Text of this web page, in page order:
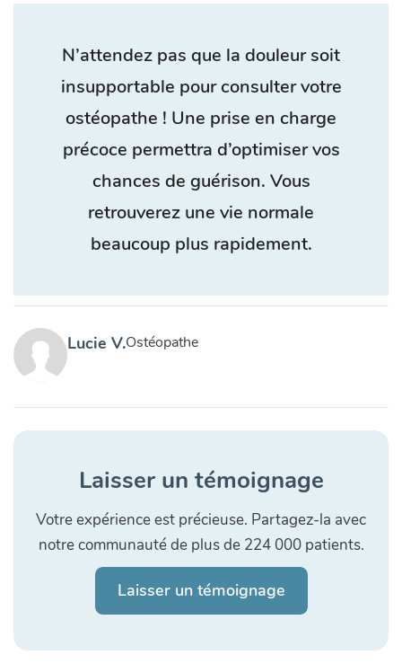
N’attendez pas que la douleur soit
insupportable pour consulter votre
ostéopathe ! Une prise en charge
précoce permettra d’optimiser vos
chances de guérison. Vous
retrouverez une vie normale
beaucoup plus rapidement.
Lucie V.Ostéopathe
Laisser un témoignage
Votre expérience est précieuse. Partagez-la avec
notre communauté de plus de 224 000 patients.
Laisser un témoignage